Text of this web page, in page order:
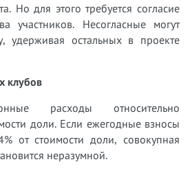
Но для этого требуется согласие
участников. Несогласные могут
удерживая остальных в проекте
клубов
расходы относительно
доли. Если ежегодные взносы
от стоимости доли, совокупная
неразумной.